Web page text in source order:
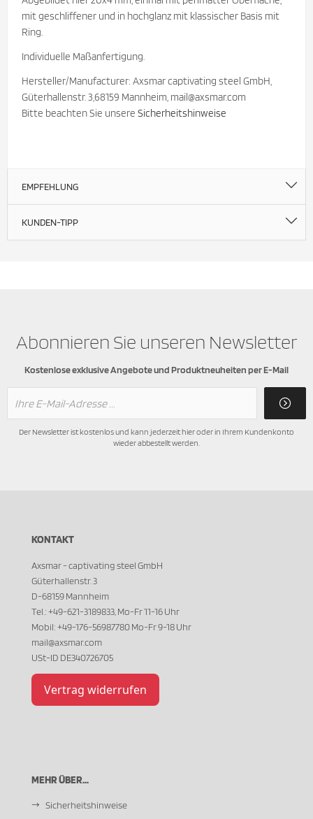
mit geschliffener und in hochglanz mit klassischer Basis mit
Ring.
Individuelle Maßanfertigung.
Hersteller/Manufacturer: Axsmar captivating steel GmbH,
Güterhallenstr. 3,68159 Mannheim, mail@axsmar.com
Bitte beachten Sie unsere Sicherheitshinweise
EMPFEHLUNG
KUNDEN-TIPP
Abonnieren Sie unseren Newsletter
Kostenlose exklusive Angebote und Produktneuheiten per E-Mail
Der Newsletter ist kostenlos und kann jederzeit hier oder in Ihrem Kundenkonto
wieder abbestellt werden.
KONTAKT
Axsmar - captivating steel GmbH
Güterhallenstr. 3
D-68159 Mannheim
Tel.: +49-621-3189833, Mo-Fr 11-16 Uhr
Mobil: +49-176-56987780 Mo-Fr 9-18 Uhr
mail@axsmar.com
USt-ID DE340726705
Vertrag widerrufen
MEHR ÜBER...
Sicherheitshinweise